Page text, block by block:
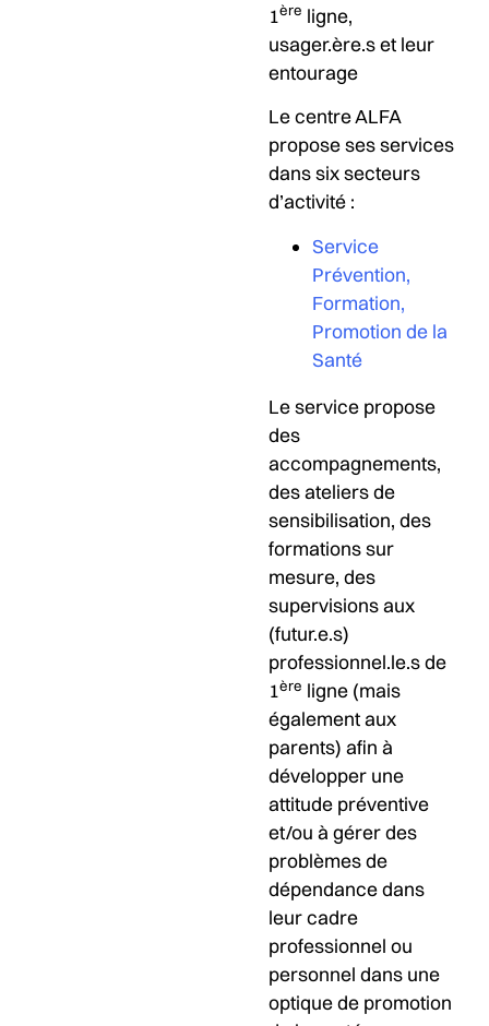
1ère ligne,
usager.ère.s et leur
entourage
Le centre ALFA
propose ses services
dans six secteurs
d’activité :
Service
Prévention,
Formation,
Promotion de la
Santé
Le service propose
des
accompagnements,
des ateliers de
sensibilisation, des
formations sur
mesure, des
supervisions aux
(futur.e.s)
professionnel.le.s de
1ère ligne (mais
également aux
parents) afin à
développer une
attitude préventive
et/ou à gérer des
problèmes de
dépendance dans
leur cadre
professionnel ou
personnel dans une
optique de promotion